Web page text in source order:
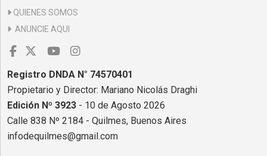
QUIENES SOMOS
ANUNCIE AQUI
Registro DNDA N° 74570401
Propietario y Director: Mariano Nicolás Draghi
Edición Nº 3923 - 10 de Agosto 2026
Calle 838 Nº 2184 - Quilmes, Buenos Aires
infodequilmes@gmail.com